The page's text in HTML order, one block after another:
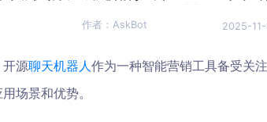
作者： AskBot 2025-
开源聊天机器人作为一种智能营销工具备受关
场景和优势。